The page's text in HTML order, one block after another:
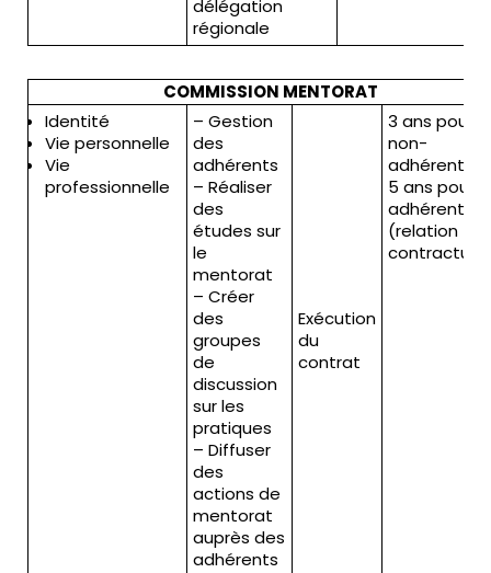
délégation
régionale
COMMISSION MENTORAT
Identité
Vie personnelle
Vie
professionnelle
– Gestion
des
adhérents
– Réaliser
des
études sur
le
mentorat
– Créer
des
groupes
de
discussion
sur les
pratiques
– Diffuser
des
actions de
mentorat
auprès des
adhérents
Exécution
du
contrat
3 ans pour
non-
adhérents
5 ans pour
adhérents
(relation